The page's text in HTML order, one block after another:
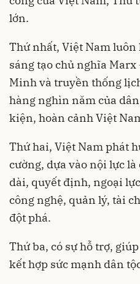
lớn.
Thứ nhất, Việt Nam
sáng tạo chủ nghĩa
Minh và truyền thống
hàng nghìn năm của
kiện, hoàn cảnh Việt
Thứ hai, Việt Nam phát
cường, dựa vào nội lực
dài, quyết định, ngoại
công nghệ, quản lý, tài
đột phá.
Thứ ba, có sự hỗ trợ,
kết hợp sức mạnh dân